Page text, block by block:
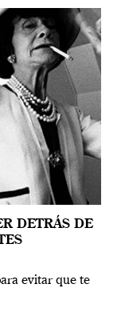
DETRÁS DE
evitar que te